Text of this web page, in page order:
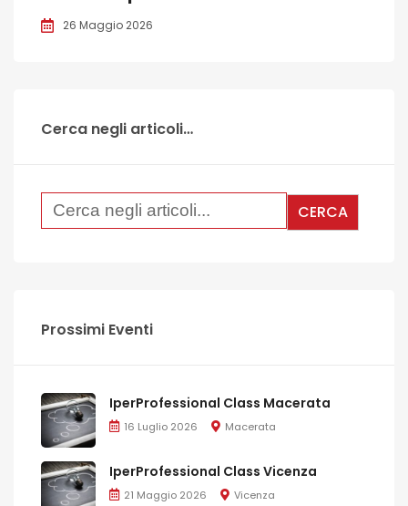
26 Maggio 2026
Cerca negli articoli…
Prossimi Eventi
IperProfessional Class Macerata
16 Luglio 2026 Macerata
IperProfessional Class Vicenza
21 Maggio 2026 Vicenza